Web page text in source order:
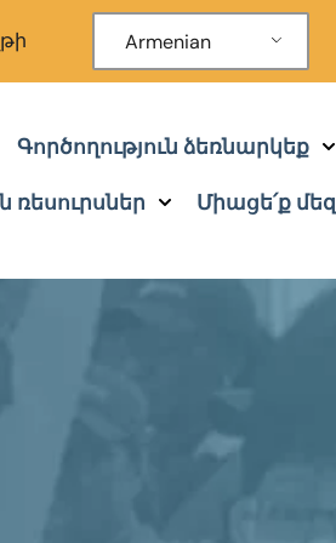
Armenian
Գործողություն ձեռնարկեք
ռեսուրսներ Միացե՛ք մեզ